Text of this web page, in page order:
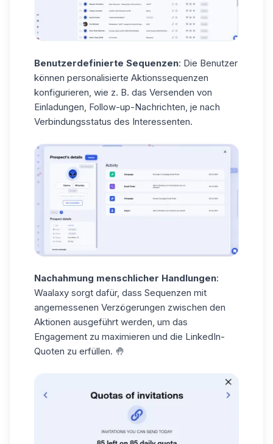
Benutzerdefinierte Sequenzen: Die Benutzer
können personalisierte Aktionssequenzen
konfigurieren, wie z. B. das Versenden von
Einladungen, Follow-up-Nachrichten, je nach
Verbindungsstatus des Interessenten.
Nachahmung menschlicher Handlungen:
Waalaxy sorgt dafür, dass Sequenzen mit
angemessenen Verzögerungen zwischen den
Aktionen ausgeführt werden, um das
Engagement zu maximieren und die LinkedIn-
Quoten zu erfüllen. 🤚